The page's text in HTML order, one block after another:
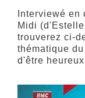
Interviewé
Midi
trouverez ci-
thématique
d'être